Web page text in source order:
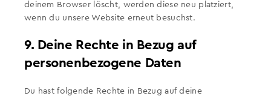
deinem Browser löscht, werden diese neu platziert,
wenn du unsere Website erneut besuchst.
9. Deine Rechte in Bezug auf
personenbezogene Daten
Du hast folgende Rechte in Bezug auf deine